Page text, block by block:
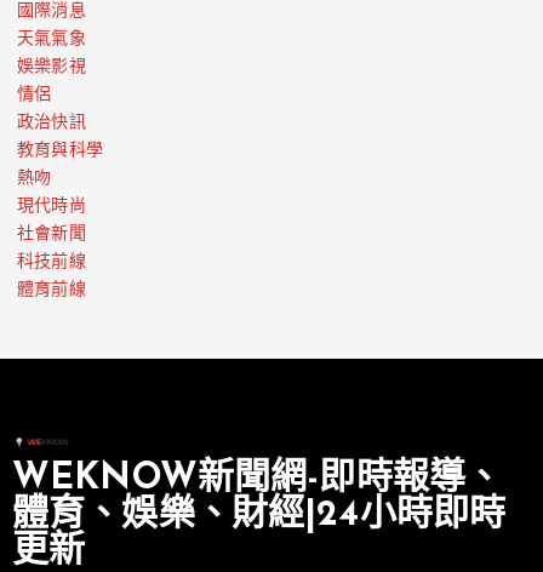
國際消息
天氣氣象
娛樂影視
情侶
政治快訊
教育與科學
熱吻
現代時尚
社會新聞
科技前線
體育前線
WEKNOW新聞網-即時報導、
體育、娛樂、財經|24小時即時
更新